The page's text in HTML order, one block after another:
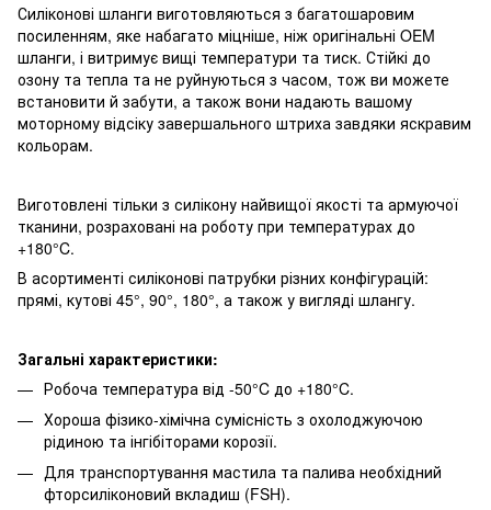
Силіконові шланги виготовляються з багатошаровим
посиленням, яке набагато міцніше, ніж оригінальні OEM
шланги, і витримує вищі температури та тиск. Стійкі до
озону та тепла та не руйнуються з часом, тож ви можете
встановити й забути, а також вони надають вашому
моторному відсіку завершального штриха завдяки яскравим
кольорам.
Виготовлені тільки з силікону найвищої якості та армуючої
тканини, розраховані на роботу при температурах до
+180°C.
В асортименті силіконові патрубки різних конфігурацій:
прямі, кутові 45°, 90°, 180°, а також у вигляді шлангу.
Загальні характеристики:
Робоча температура від -50°C до +180°C.
Хороша фізико-хімічна сумісність з охолоджуючою
рідиною та інгібіторами корозії.
Для транспортування мастила та палива необхідний
фторсиліконовий вкладиш (FSH).